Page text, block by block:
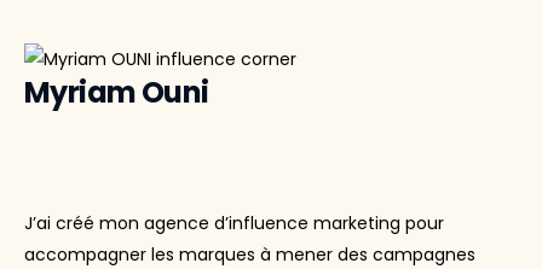
Myriam Ouni
J’ai créé mon agence d’influence marketing pour
accompagner les marques à mener des campagnes